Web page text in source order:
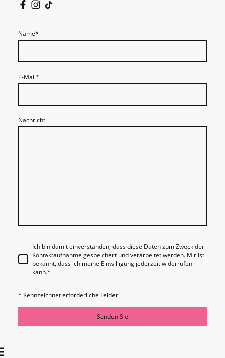
Name*
E-Mail*
Nachricht
Ich bin damit einverstanden, dass diese Daten zum Zweck der
Kontaktaufnahme gespeichert und verarbeitet werden. Mir ist
bekannt, dass ich meine Einwilligung jederzeit widerrufen
kann.*
* Kennzeichnet erforderliche Felder
Senden Sie